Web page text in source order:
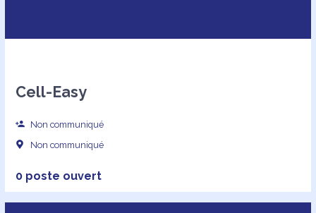
Cell-Easy
Non communiqué
Non communiqué
0 poste ouvert